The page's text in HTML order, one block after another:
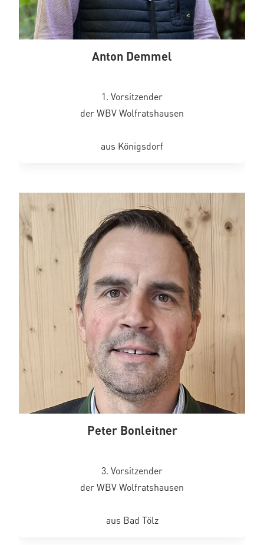
Anton Demmel
1. Vorsitzender
der WBV Wolfratshausen
aus Königsdorf
Peter Bonleitner
3. Vorsitzender
der WBV Wolfratshausen
aus Bad Tölz